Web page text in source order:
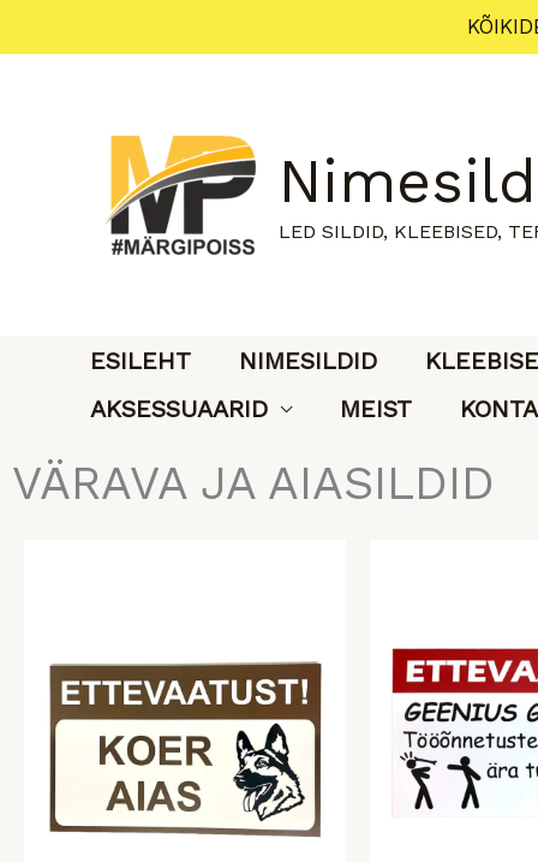
LED SILDID, KLEEBISED,
ESILEHT NIMESILDID
AKSESSUAARID
MEIST
VÄRAVA JA AIASILDID